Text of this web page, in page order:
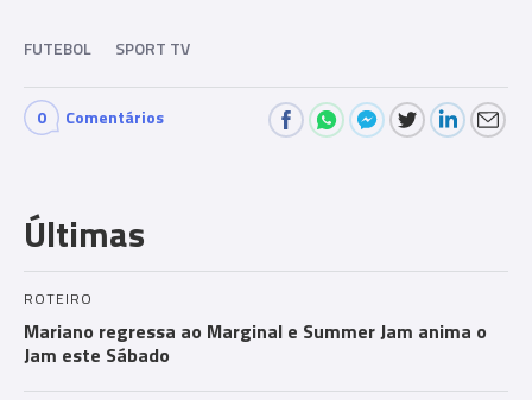
FUTEBOL SPORT TV
0
ts
Comentários
Últimas
ROTEIRO
Mariano regressa ao Marginal e Summer Jam anima o
Jam este Sábado